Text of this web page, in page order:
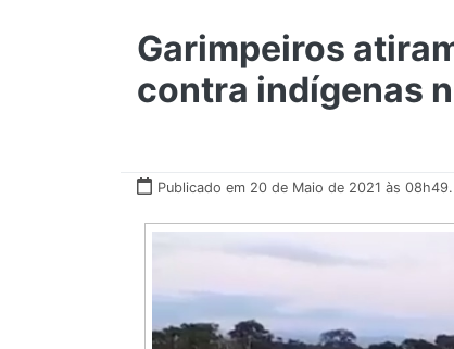
Garimpeiros
contra indígenas
Publicado em 20 de Maio de 2021 às 08h49.